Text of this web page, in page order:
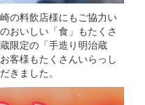
の料飲店様にもご協力い
おいしい「食」もたくさ
限定の「手造り明治蔵
客様もたくさんいらっし
きました。